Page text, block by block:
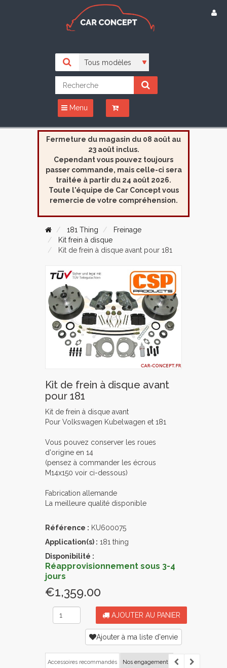
Menu
Fermeture du magasin du 08 août au
23 août inclus.
Cependant vous pouvez toujours
passer commande, mais celle-ci sera
traitée à partir du 24 août 2026.
Toute l'équipe de Car Concept vous
remercie de votre compréhension.
181 Thing
Freinage
Kit frein à disque
Kit de frein à disque avant pour 181
Kit de frein à disque avant
pour 181
Kit de frein à disque avant
Pour Volkswagen Kubelwagen et 181
Vous pouvez conserver les roues
d'origine en 14
(pensez à commander les écrous
M14x150 voir ci-dessous)
Fabrication allemande
La meilleure qualité disponible
Référence : KU600075
Application(s) : 181 thing
Disponibilité :
Réapprovisionnement sous 3-4
jours
€1,359.00
AJOUTER AU PANIER
Ajouter à ma liste d'envie
Accessoires recommandés Nos engagements